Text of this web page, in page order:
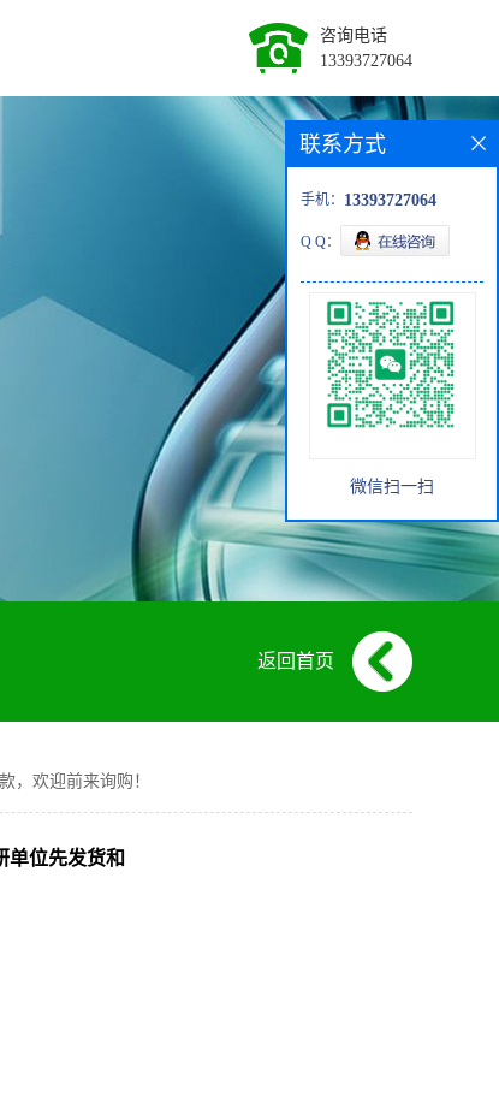
咨询电话
13393727064
返回首页
，欢迎前来询购！
单位先发货和
联系方式
手机： 13393727064
Q Q：
微信扫一扫